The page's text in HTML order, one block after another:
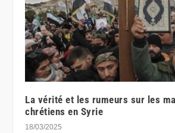
La vérité et les rumeurs sur les
chrétiens en Syrie
18/03/2025